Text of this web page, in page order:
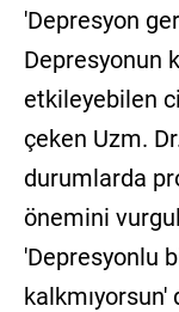
'Depresyon
Depresyonun
etkileyebilen
çeken Uzm.
durumlarda
önemini
'Depresyonlu
kalkmıyorsun'